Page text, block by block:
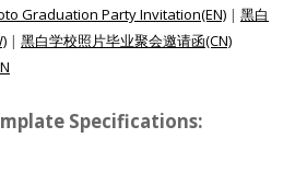
Graduation Party Invitation(EN) | 黑白
| 黑白学校照片毕业聚会邀请函(CN)
Specifications: